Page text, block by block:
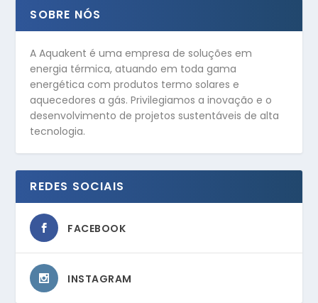
SOBRE NÓS
A Aquakent é uma empresa de soluções em
energia térmica, atuando em toda gama
energética com produtos termo solares e
aquecedores a gás. Privilegiamos a inovação e o
desenvolvimento de projetos sustentáveis de alta
tecnologia.
REDES SOCIAIS
FACEBOOK
INSTAGRAM